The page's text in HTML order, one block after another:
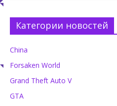
Категории новостей
China
Forsaken World
Grand Theft Auto V
GTA